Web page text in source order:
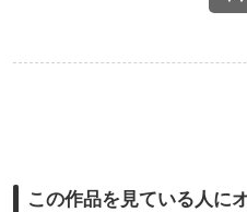
この作品を見ている人に